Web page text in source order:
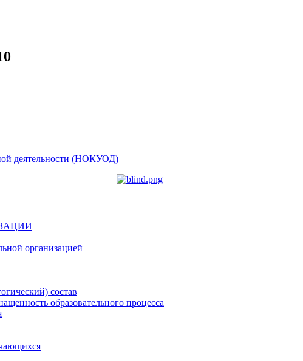
деятельности (НОКУОД)
организацией
состав
образовательного процесса